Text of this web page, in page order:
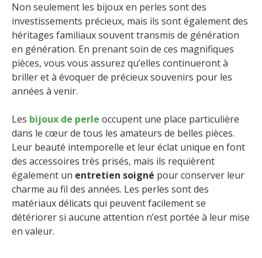
Non seulement les bijoux en perles sont des
investissements précieux, mais ils sont également des
héritages familiaux souvent transmis de génération
en génération. En prenant soin de ces magnifiques
pièces, vous vous assurez qu’elles continueront à
briller et à évoquer de précieux souvenirs pour les
années à venir.
Les bijoux de perle occupent une place particulière
dans le cœur de tous les amateurs de belles pièces.
Leur beauté intemporelle et leur éclat unique en font
des accessoires très prisés, mais ils requièrent
également un entretien soigné pour conserver leur
charme au fil des années. Les perles sont des
matériaux délicats qui peuvent facilement se
détériorer si aucune attention n’est portée à leur mise
en valeur.